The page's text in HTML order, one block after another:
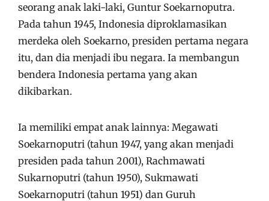
seorang anak laki-laki, Guntur Soekarnoputra.
Pada tahun 1945, Indonesia diproklamasikan
merdeka oleh Soekarno, presiden pertama negara
itu, dan dia menjadi ibu negara. Ia membangun
bendera Indonesia pertama yang akan
dikibarkan.
Ia memiliki empat anak lainnya: Megawati
Soekarnoputri (tahun 1947, yang akan menjadi
presiden pada tahun 2001), Rachmawati
Sukarnoputri (tahun 1950), Sukmawati
Soekarnoputri (tahun 1951) dan Guruh